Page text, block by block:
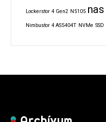
Lockerstor 4 Gen2 N5105 nas
Nimbustor 4 AS5404T NVMe SSD